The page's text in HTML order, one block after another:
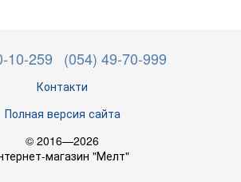
10-259 (054) 49-70-999
Контакти
Полная версия сайта
© 2016—2026
магазин "Мелт"